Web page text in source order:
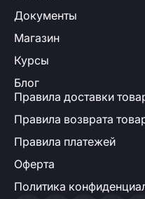
Документы
Магазин
Курсы
Блог
Правила доставки
Правила возврата
Правила платежей
Оферта
Политика